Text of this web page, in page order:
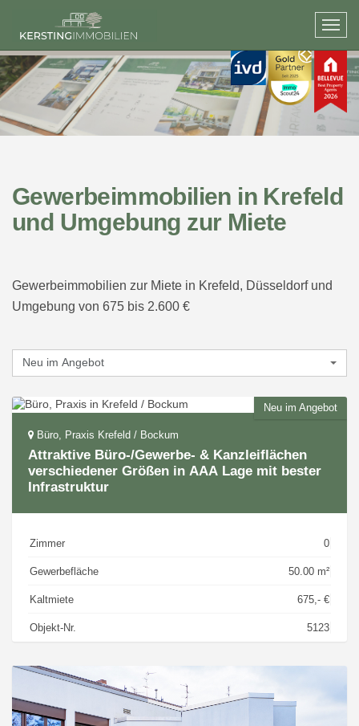
Gewerbeimmobilien in Krefeld
und Umgebung zur Miete
Gewerbeimmobilien zur Miete in Krefeld, Düsseldorf und
Umgebung von 675 bis 2.600 €
Neu im Angebot
Büro, Praxis Krefeld / Bockum
Attraktive Büro-/Gewerbe- & Kanzleiflächen
verschiedener Größen in AAA Lage mit bester
Infrastruktur
Zimmer 0
Gewerbefläche 50.00 m²
Kaltmiete 675,- €
Objekt-Nr. 5123